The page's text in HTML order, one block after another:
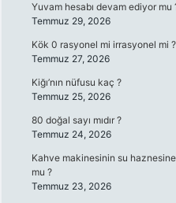
Yuvam hesabı devam ediyor mu
Temmuz 29, 2026
Kök 0 rasyonel mi irrasyonel mi ?
Temmuz 27, 2026
Kiğı’nın nüfusu kaç ?
Temmuz 25, 2026
80 doğal sayı mıdır ?
Temmuz 24, 2026
Kahve makinesinin su
mu ?
Temmuz 23, 2026